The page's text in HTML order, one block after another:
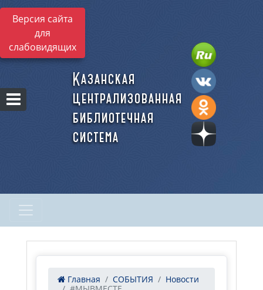
Версия сайта
для
слабовидящих
Казанская
централизованная
библиотечная
система
Главная СОБЫТИЯ
Новости